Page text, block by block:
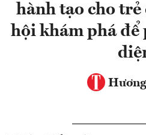
hành tạo cho trẻ
hội khám phá